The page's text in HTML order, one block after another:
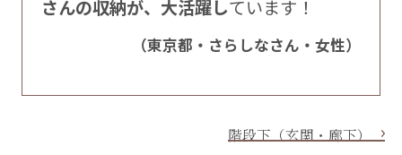
さんの収納が、大活躍しています！
（東京都・さらしなさん・女性）
階段下（玄関・廊下）